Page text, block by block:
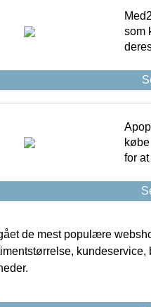
som
for
de mest populære